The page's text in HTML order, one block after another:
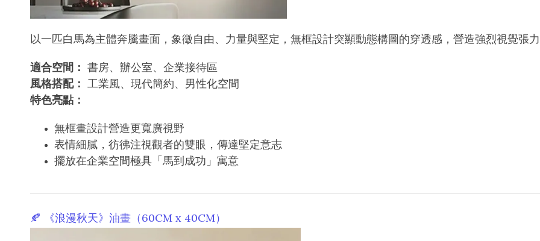
以一匹白馬為主體奔騰畫面，象徵自由、力量與堅定，無框設計突顯動態構圖的穿透感，營造強烈視覺張力
適合空間： 書房、辦公室、企業接待區
風格搭配： 工業風、現代簡約、男性化空間
特色亮點：
無框畫設計營造更寬廣視野
表情細膩，彷彿注視觀者的雙眼，傳達堅定意志
擺放在企業空間極具「馬到成功」寓意
🍂 《浪漫秋天》油畫（60CM x 40CM）